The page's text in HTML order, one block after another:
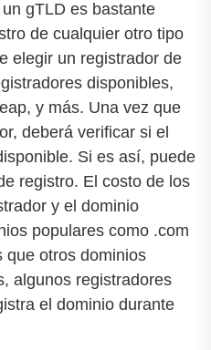
gTLD es bastante
de cualquier otro tipo
elegir un registrador de
disponibles,
y más. Una vez que
deberá verificar si el
Si es así, puede
registro. El costo de los
y el dominio
populares como .com
que otros dominios
algunos registradores
el dominio durante